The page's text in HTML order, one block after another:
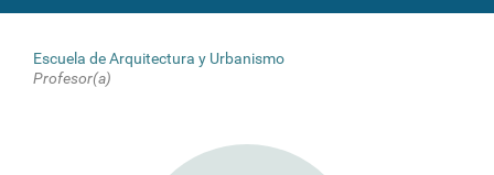
Escuela de Arquitectura y Urbanismo
Profesor(a)